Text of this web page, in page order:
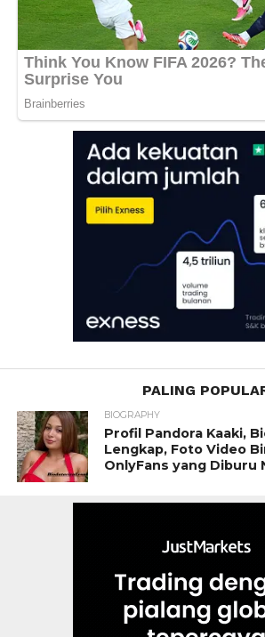
PALING
BIOGRAPHY
Profil Pandora Kaaki,
Lengkap, Foto Video
OnlyFans yang Diburu